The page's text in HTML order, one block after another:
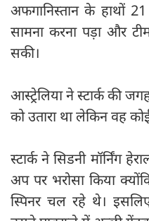
अफगानिस्तान के हाथों
सामना करना पड़ा और
सकी।
आस्ट्रेलिया ने स्टार्क की
को उतारा था लेकिन वह
स्टार्क ने सिडनी मॉर्निंग
अप पर भरोसा किया
स्पिनर चल रहे थे।